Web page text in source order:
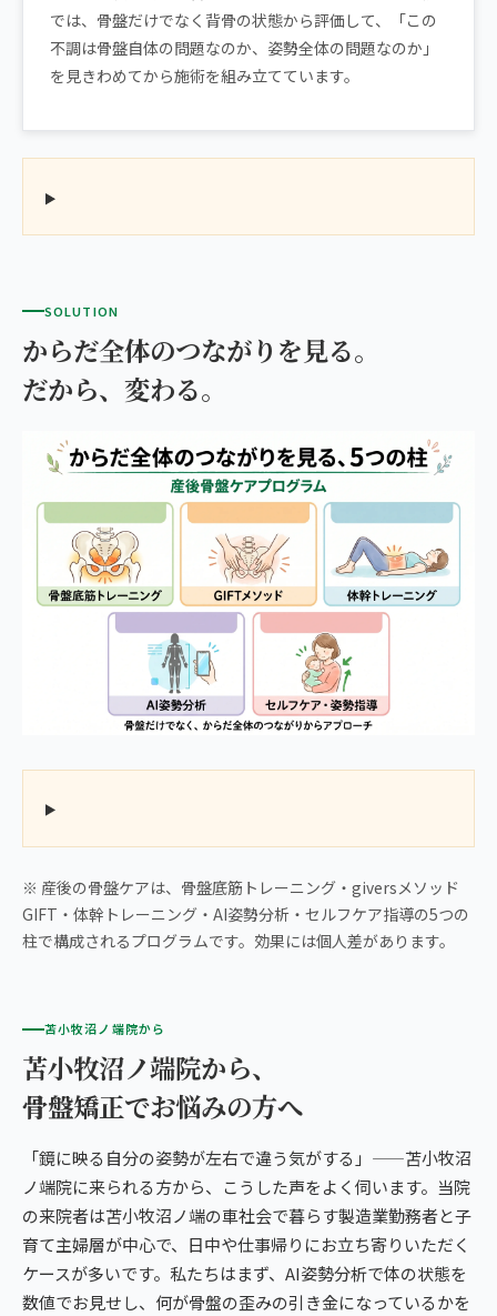
では、骨盤だけでなく背骨の状態から評価して、「この
不調は骨盤自体の問題なのか、姿勢全体の問題なのか」
を見きわめてから施術を組み立てています。
SOLUTION
からだ全体のつながりを見る。
だから、変わる。
※ 産後の骨盤ケアは、骨盤底筋トレーニング・giversメソッド
GIFT・体幹トレーニング・AI姿勢分析・セルフケア指導の5つの
柱で構成されるプログラムです。効果には個人差があります。
苫小牧沼ノ端院から
苫小牧沼ノ端院から、
骨盤矯正でお悩みの方へ
「鏡に映る自分の姿勢が左右で違う気がする」——苫小牧沼
ノ端院に来られる方から、こうした声をよく伺います。当院
の来院者は苫小牧沼ノ端の車社会で暮らす製造業勤務者と子
育て主婦層が中心で、日中や仕事帰りにお立ち寄りいただく
ケースが多いです。私たちはまず、AI姿勢分析で体の状態を
数値でお見せし、何が骨盤の歪みの引き金になっているかを